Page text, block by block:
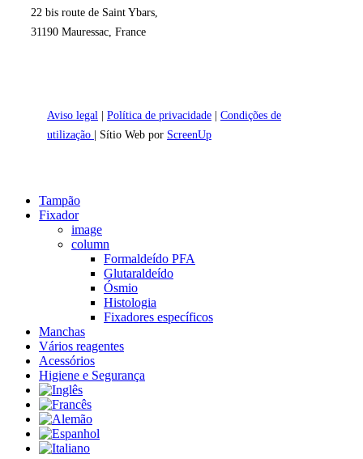
22 bis route de Saint Ybars,
31190 Mauressac, France
Aviso legal Política de privacidade
Condições de
utilização
| Sítio Web por ScreenUp
Close
Menu
Tampão
Fixador
image
column
Formaldeído PFA
Glutaraldeído
Ósmio
Histologia
Fixadores específicos
Manchas
Vários reagentes
Acessórios
Higiene e Segurança